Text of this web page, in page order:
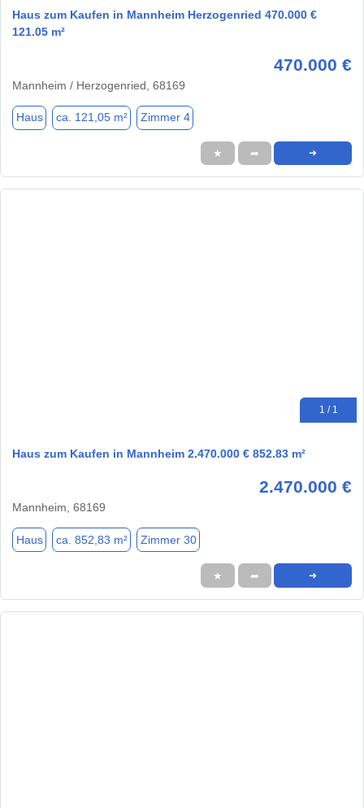
Haus zum Kaufen in Mannheim Herzogenried 470.000 €
121.05 m²
470.000 €
Mannheim / Herzogenried, 68169
Haus ca. 121,05 m² Zimmer 4
★ ➦ ➜
1 / 1
Haus zum Kaufen in Mannheim 2.470.000 € 852.83 m²
2.470.000 €
Mannheim, 68169
Haus ca. 852,83 m² Zimmer 30
★ ➦ ➜